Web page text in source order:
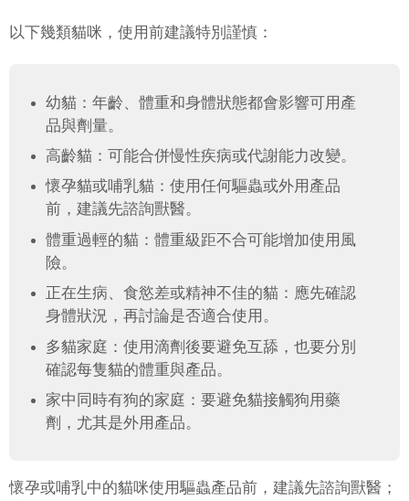
以下幾類貓咪，使用前建議特別謹慎：
幼貓：年齡、體重和身體狀態都會影響可用產
品與劑量。
高齡貓：可能合併慢性疾病或代謝能力改變。
懷孕貓或哺乳貓：使用任何驅蟲或外用產品
前，建議先諮詢獸醫。
體重過輕的貓：體重級距不合可能增加使用風
險。
正在生病、食慾差或精神不佳的貓：應先確認
身體狀況，再討論是否適合使用。
多貓家庭：使用滴劑後要避免互舔，也要分別
確認每隻貓的體重與產品。
家中同時有狗的家庭：要避免貓接觸狗用藥
劑，尤其是外用產品。
懷孕或哺乳中的貓咪使用驅蟲產品前，建議先諮詢獸醫；